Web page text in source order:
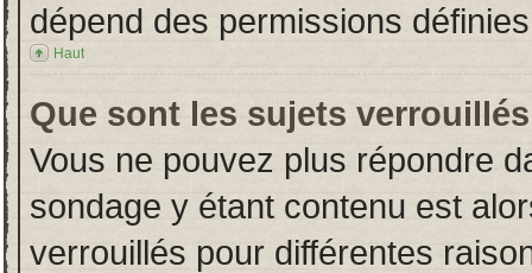
dépend des permissions
Haut
Que sont les sujets
Vous ne pouvez plus répondre
sondage y étant contenu est
verrouillés pour différentes